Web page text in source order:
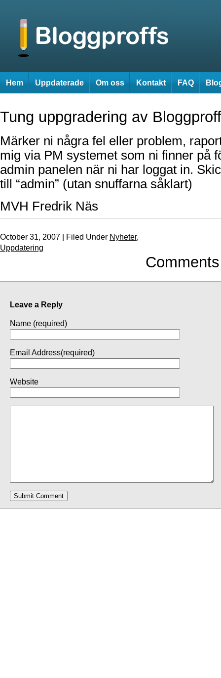
Hem Uppdaterade Om oss Kontakt FAQ
Tung uppgradering av
Märker ni några fel eller problem,
mig via PM systemet som ni finner på
admin panelen när ni har loggat in.
till “admin” (utan snuffarna såklart)
MVH Fredrik Näs
October 31, 2007 | Filed Under Nyheter,
Uppdatering
Comments
Leave a Reply
Name (required)
Email Address(required)
Website